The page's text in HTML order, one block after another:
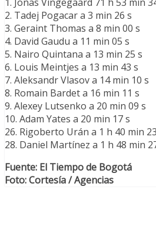
2. Tadej Pogacar a 3 min 26 s
3. Geraint Thomas a 8 min 00 s
4. David Gaudu a 11 min 05 s
5. Nairo Quintana a 13 min 25 s
6. Louis Meintjes a 13 min 43 s
7. Aleksandr Vlasov a 14 min 10 s
8. Romain Bardet a 16 min 11 s
9. Alexey Lutsenko a 20 min 09 s
10. Adam Yates a 20 min 17 s
26. Rigoberto Urán a 1 h 40 min
28. Daniel Martínez a 1 h 48 min
Fuente: El Tiempo de Bogotá
Foto: Cortesía / Agencias